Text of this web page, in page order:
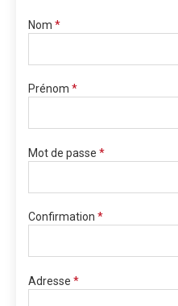
Nom *
Prénom *
Mot de passe *
Confirmation *
Adresse *